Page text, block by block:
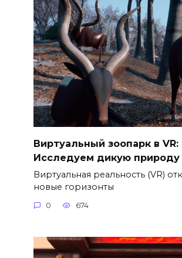
Виртуальный зоопарк в VR:
Исследуем дикую природу
Виртуальная реальность (VR)
новые горизонты
0 674